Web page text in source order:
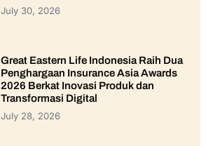
July 30, 2026
Great Eastern Life Indonesia Raih Dua
Penghargaan Insurance Asia Awards
2026 Berkat Inovasi Produk dan
Transformasi Digital
July 28, 2026